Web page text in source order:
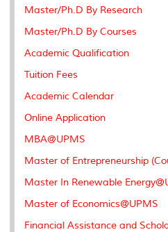
Master/Ph.D By Research
Master/Ph.D By Courses
Academic Qualification
Tuition Fees
Academic Calendar
Online Application
MBA@UPMS
Master of Entrepreneurship
Master In Renewable
Master of Economics@UPMS
Financial Assistance and